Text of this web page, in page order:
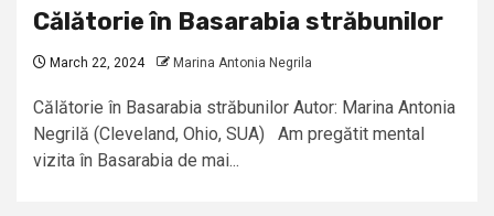
Călătorie în Basarabia străbunilor
March 22, 2024 Marina Antonia Negrila
Călătorie în Basarabia străbunilor Autor: Marina Antonia
Negrilă (Cleveland, Ohio, SUA) Am pregătit mental
vizita în Basarabia de mai...